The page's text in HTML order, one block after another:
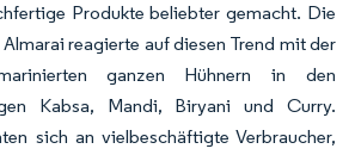
Produkte beliebter gemacht. Die
reagierte auf diesen Trend mit der
ganzen Hühnern in den
Kabsa, Mandi, Biryani und Curry.
sich an vielbeschäftigte Verbraucher,